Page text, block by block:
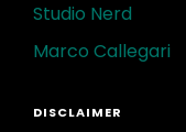
Studio Nerd
Marco Callegari
DISCLAIMER